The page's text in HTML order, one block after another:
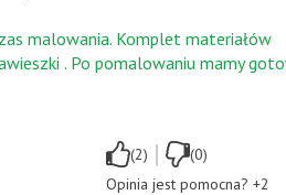
malowania. Komplet materiałów
. Po pomalowaniu mamy
(2) |
(0)
Opinia jest pomocna? +2